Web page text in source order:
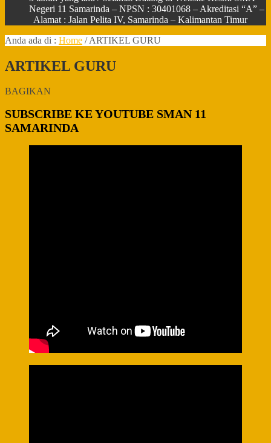
Negeri 11 Samarinda – NPSN : 30401068 – Akreditasi “A” –
Alamat : Jalan Pelita IV, Samarinda – Kalimantan Timur
Anda ada di : Home /ARTIKEL GURU
ARTIKEL GURU
BAGIKAN
SUBSCRIBE KE YOUTUBE SMAN 11
SAMARINDA